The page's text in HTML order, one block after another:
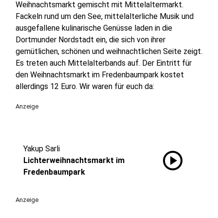
Weihnachtsmarkt gemischt mit Mittelaltermarkt.
Fackeln rund um den See, mittelalterliche Musik und
ausgefallene kulinarische Genüsse laden in die
Dortmunder Nordstadt ein, die sich von ihrer
gemütlichen, schönen und weihnachtlichen Seite zeigt.
Es treten auch Mittelalterbands auf. Der Eintritt für
den Weihnachtsmarkt im Fredenbaumpark kostet
allerdings 12 Euro. Wir waren für euch da:
Anzeige
Yakup Sarli
Lichterweihnachtsmarkt im
Fredenbaumpark
play_circle
Anzeige